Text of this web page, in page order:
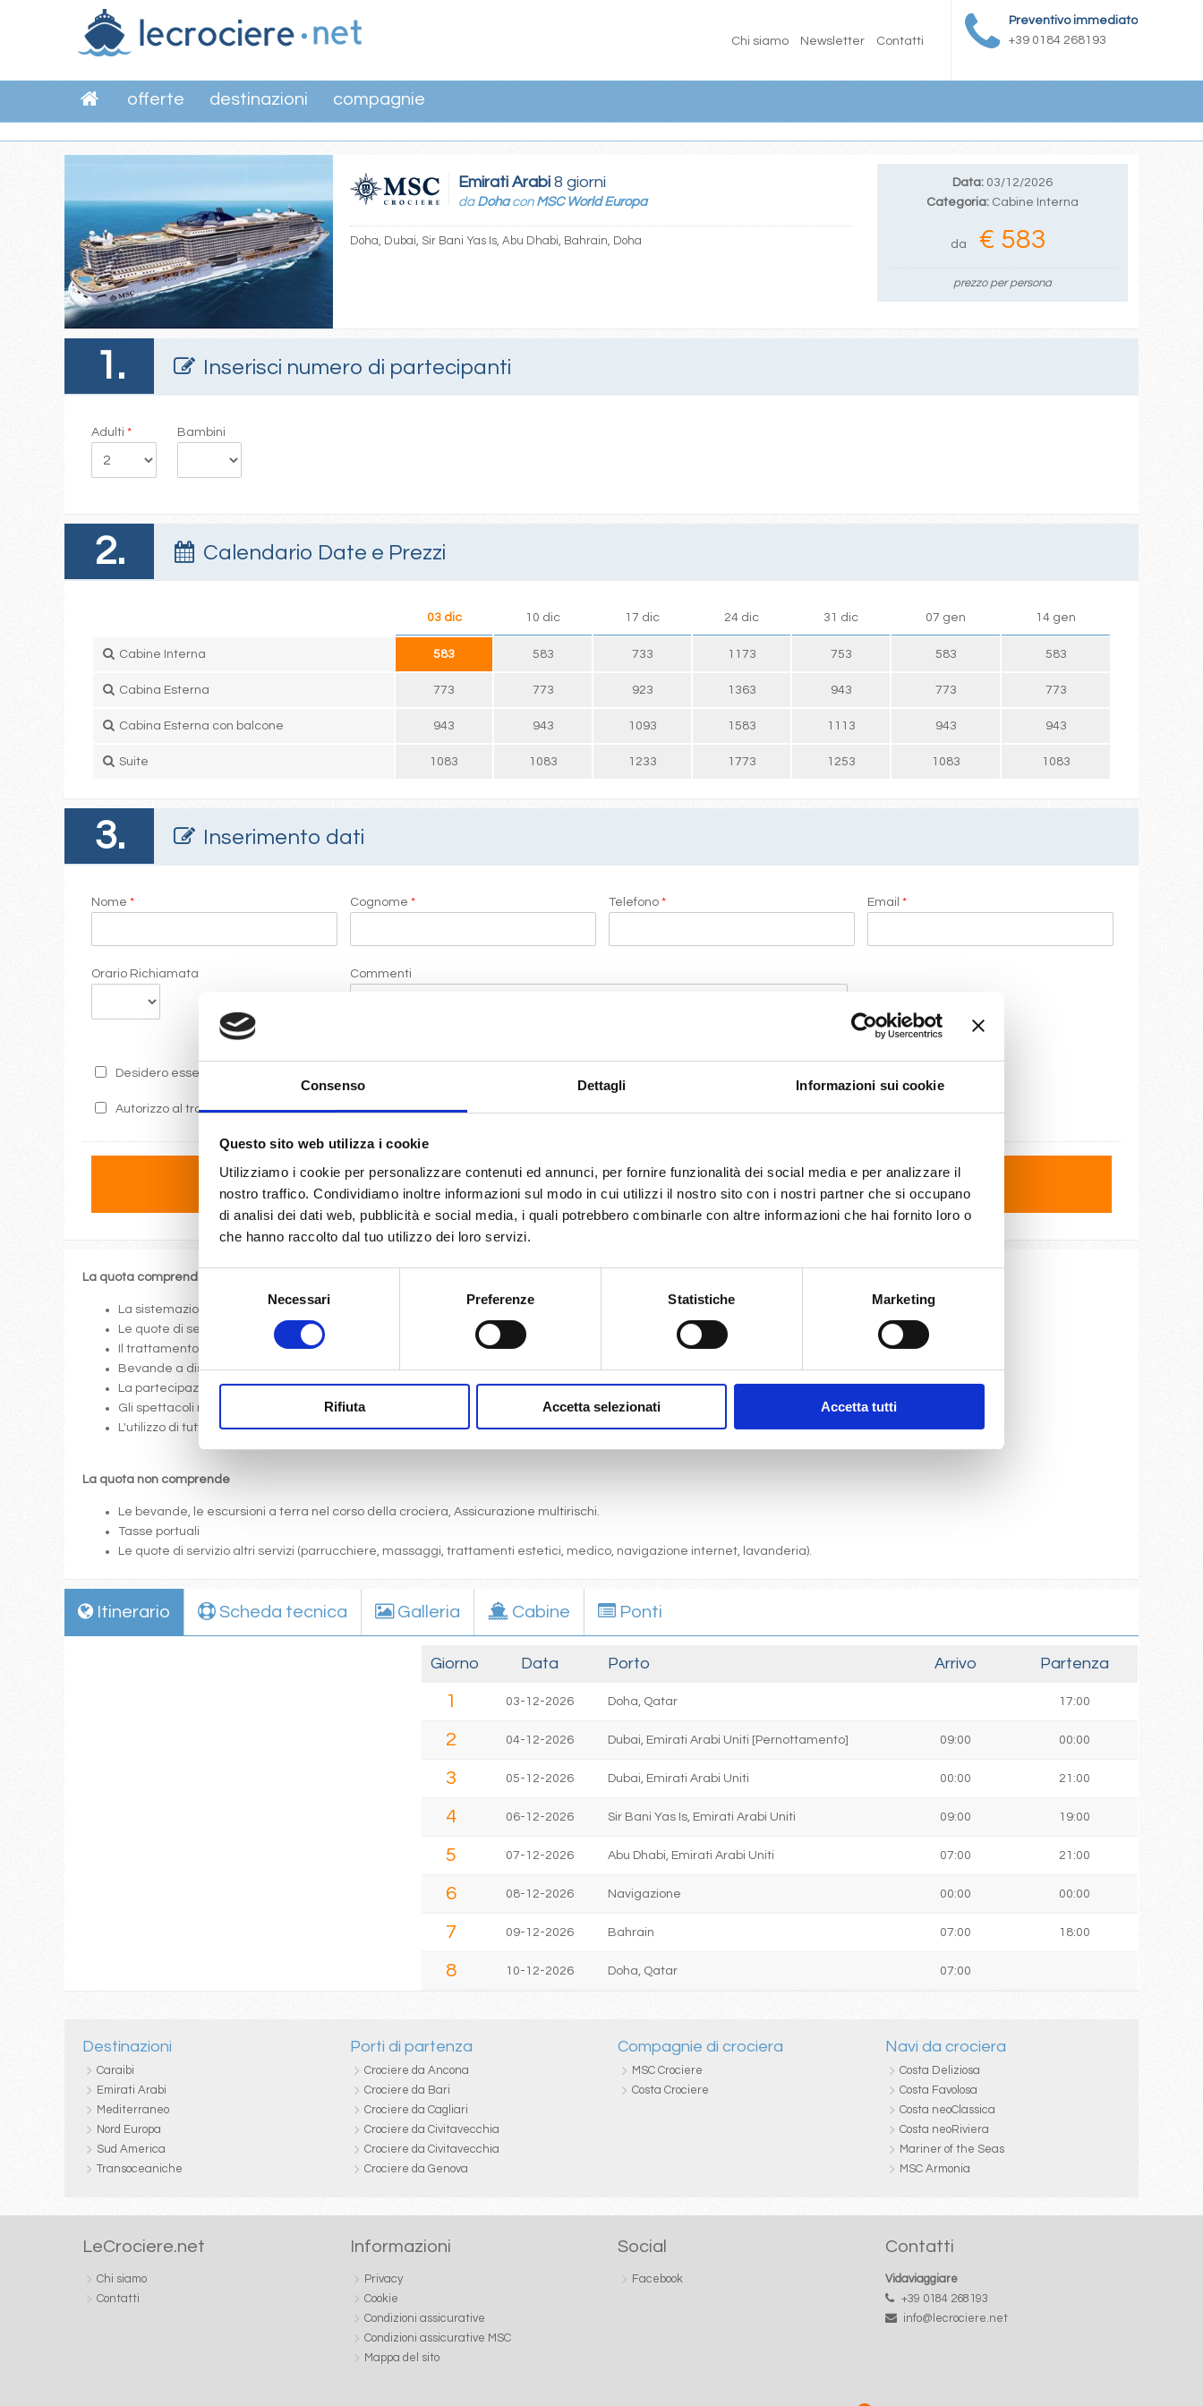
Consenso Dettagli Informazioni sui cookie
Questo sito web utilizza i cookie
Utilizziamo i cookie per personalizzare contenuti ed annunci, per fornire funzionalità dei social media e per analizzare il
nostro traffico. Condividiamo inoltre informazioni sul modo in cui utilizzi il nostro sito con i nostri partner che si occupano
di analisi dei dati web, pubblicità e social media, i quali potrebbero combinarle con altre informazioni che hai fornito loro o
che hanno raccolto dal tuo utilizzo dei loro servizi.
Necessari Preferenze Statistiche Marketing
Rifiuta Accetta selezionati Accetta tutti
Preventivo immediato
+39 0184 268193
Chi siamo Newsletter Contatti
offerte destinazioni compagnie
Emirati Arabi 8 giorni
da Dohacon MSC World Europa
Doha, Dubai, Sir Bani Yas Is, Abu Dhabi, Bahrain, Doha
Data: 03/12/2026
Categoria: Cabine Interna
da € 583
prezzo per persona
1. Inserisci numero di partecipanti
Adulti * Bambini
2. Calendario Date e Prezzi
03 dic 10 dic 17 dic 24 dic 31 dic 07 gen 14 gen
Cabine Interna 583 583 733 1173 753 583 583
Cabina Esterna 773 773 923 1363 943 773 773
Cabina Esterna con balcone 943 943 1093 1583 1113 943 943
Suite 1083 1083 1233 1773 1253 1083 1083
3. Inserimento dati
Nome * Cognome * Telefono * Email *
Orario Richiamata Commenti
Desidero essere informato sulle ultime promozioni di LeCrociere.
Autorizzo al trattamento dei miei dati secondo i termini di legge
RICHIEDI PREVENTIVO
La quota comprende
La sistemazione nella cabina prescelta dotata di ogni comfort: servizi privati, aria condizionata, telefono, TV via satellite e cassaforte.
Le quote di servizio (mance)
Il trattamento di pensione completa a bordo (colazione, pranzo, cena a buffet o nei ristoranti principali ).
Bevande a dispenser, serata di Gala con menù particolare.
La partecipazione a tutte le attività di animazione (giochi, concorsi, tornei, feste, serate a tema).
Gli spettacoli musicali o di cabaret nel teatro di bordo, i balli e le feste in programma tutte le sere durante la crociera.
L'utilizzo di tutte le attrezzature della nave: piscine, lettini, teli mare, palestra, vasche idromassaggio, biblioteca, discoteca.
La quota non comprende
Le bevande, le escursioni a terra nel corso della crociera, Assicurazione multirischi.
Tasse portuali
Le quote di servizio altri servizi (parrucchiere, massaggi, trattamenti estetici, medico, navigazione internet, lavanderia).
Itinerario Scheda tecnica Galleria Cabine Ponti
Giorno Data Porto Arrivo Partenza
1 03-12-2026 Doha, Qatar 17:00
2 04-12-2026 Dubai, Emirati Arabi Uniti [Pernottamento] 09:00 00:00
3 05-12-2026 Dubai, Emirati Arabi Uniti 00:00 21:00
4 06-12-2026 Sir Bani Yas Is, Emirati Arabi Uniti 09:00 19:00
5 07-12-2026 Abu Dhabi, Emirati Arabi Uniti 07:00 21:00
6 08-12-2026 Navigazione 00:00 00:00
7 09-12-2026 Bahrain 07:00 18:00
8 10-12-2026 Doha, Qatar 07:00
Destinazioni
Caraibi
Emirati Arabi
Mediterraneo
Nord Europa
Sud America
Transoceaniche
Porti di partenza
Crociere da Ancona
Crociere da Bari
Crociere da Cagliari
Crociere da Civitavecchia
Crociere da Civitavecchia
Crociere da Genova
Compagnie di crociera
MSC Crociere
Costa Crociere
Navi da crociera
Costa Deliziosa
Costa Favolosa
Costa neoClassica
Costa neoRiviera
Mariner of the Seas
MSC Armonia
LeCrociere.net
Chi siamo
Contatti
Informazioni
Privacy
Cookie
Condizioni assicurative
Condizioni assicurative MSC
Mappa del sito
Social
Facebook
Contatti
Vidaviaggiare
+39 0184 268193
info@lecrociere.net